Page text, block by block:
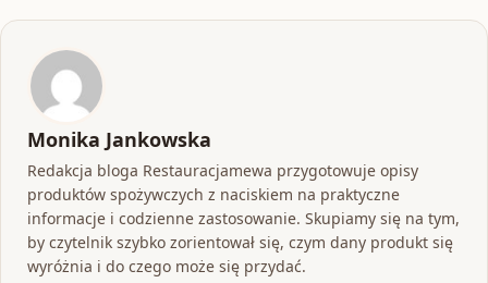
Monika Jankowska
Redakcja bloga Restauracjamewa przygotowuje opisy
produktów spożywczych z naciskiem na praktyczne
informacje i codzienne zastosowanie. Skupiamy się na tym,
by czytelnik szybko zorientował się, czym dany produkt się
wyróżnia i do czego może się przydać.